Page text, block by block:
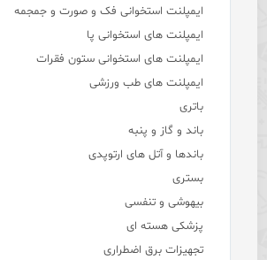
ایمپلنت استخوانی فک و صورت و جمجمه
ایمپلنت های استخوانی پا
ایمپلنت های استخوانی ستون فقرات
ایمپلنت های طب ورزشی
باتری
باند و گاز و پنبه
باندها و آتل های ارتوپدی
بستری
بیهوشی و تنفسی
پزشکی هسته ای
تجهیزات برق اضطراری